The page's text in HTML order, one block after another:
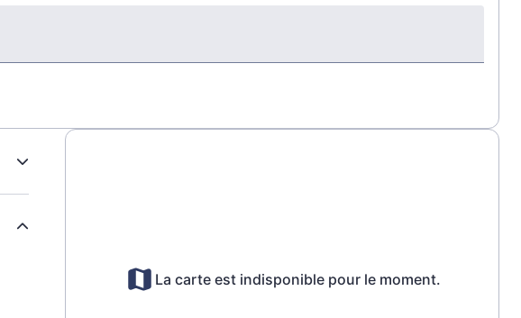
La carte est indisponible pour le moment.